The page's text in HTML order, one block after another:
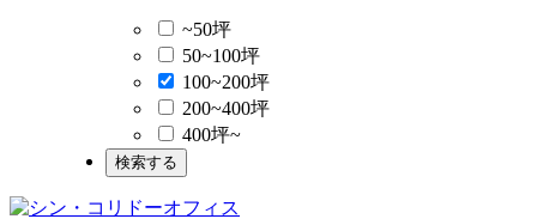
~50坪
50~100坪
100~200坪
200~400坪
400坪~